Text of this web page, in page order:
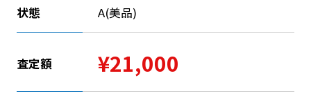
状態 A(美品)
査定額 ¥21,000